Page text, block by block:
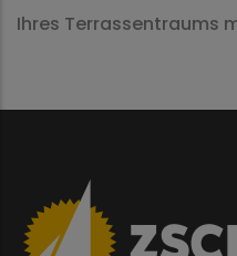
Ihres Terrassentraums